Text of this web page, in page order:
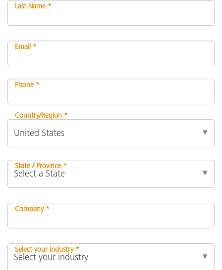
Last Name *
Email *
Phone *
Country/Region *
State / Province *
Company *
Select your industry *